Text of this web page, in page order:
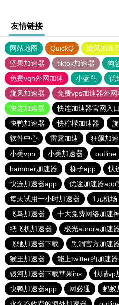
友情链接
网站地图 QuickQ 旋风加速
坚果加速器
tiktok加速器
狗
免费vqn外网加速
小蓝鸟 优
旋风加速器
免费vps加速器外网
快连加速器
快连加速器官网入口
快鸭加速器
快柠檬加速器
软件中心
雷霆加速 狂飙加
小美vpn
小美加速器 outline
hammer加速器
梯子app
快
快连加速器app
优途加速器app
每天试用一小时加速器
1元机场
飞鸟加速器
十大免费网络加速
纸飞机加速器
极光aurora加速
飞驰加速器下载
黑洞官方加速
猴王加速器
能上twitter的加速
银河加速器下载苹果ins
快喵vp
快鸭加速器app
网必通
蚂蚁